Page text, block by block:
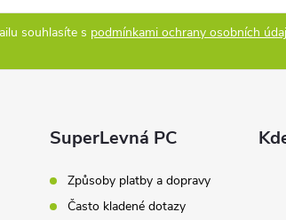
souhlasíte s podmínkami ochrany osobních
SuperLevná PC
Způsoby platby a dopravy
Často kladené dotazy